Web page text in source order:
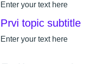
Enter your text here
Prvi topic subtitle
Enter your text here